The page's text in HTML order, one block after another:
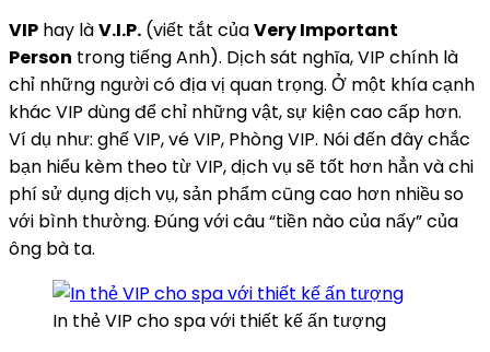
VIP hay làV.I.P. (viết tắt củaVery Important
Person trong tiếng Anh). Dịch sát nghĩa, VIP chính là
chỉ những người có địa vị quan trọng. Ở một khía cạnh
khác VIP dùng để chỉ những vật, sự kiện cao cấp hơn.
Ví dụ như: ghế VIP, vé VIP, Phòng VIP. Nói đến đây chắc
bạn hiểu kèm theo từ VIP, dịch vụ sẽ tốt hơn hẳn và chi
phí sử dụng dịch vụ, sản phẩm cũng cao hơn nhiều so
với bình thường. Đúng với câu “tiền nào của nấy” của
ông bà ta.
In thẻ VIP cho spa với thiết kế ấn tượng